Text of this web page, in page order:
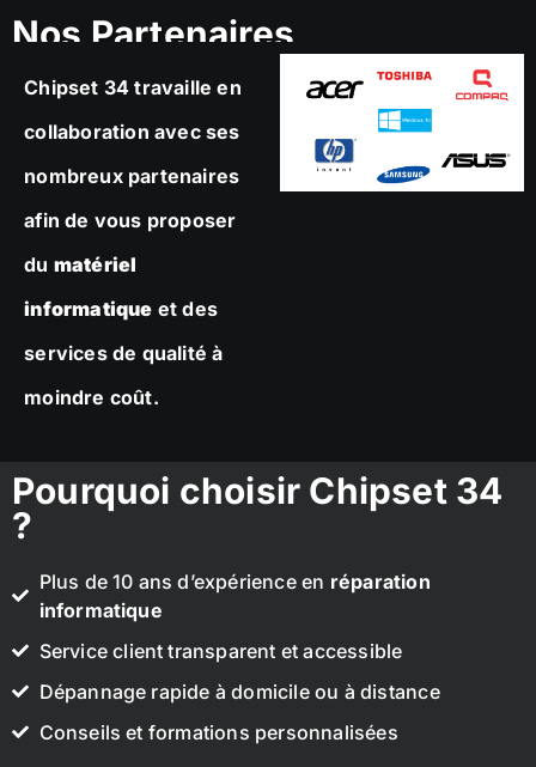
Nos Partenaires
Chipset 34 travaille en
collaboration avec ses
nombreux partenaires
afin de vous proposer
du matériel
informatique et des
services de qualité à
moindre coût.
Pourquoi choisir Chipset 34
?
Plus de 10 ans d’expérience en réparation
informatique
Service client transparent et accessible
Dépannage rapide à domicile ou à distance
Conseils et formations personnalisées